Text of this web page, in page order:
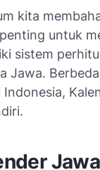
kita
untuk
sistem
Jawa.
Indonesia,